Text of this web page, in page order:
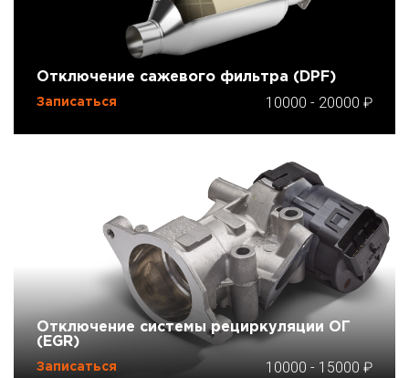
Отключение сажевого фильтра (DPF)
Записаться 10000 - 20000
Отключение системы рециркуляции ОГ
(EGR)
Записаться 10000 - 15000